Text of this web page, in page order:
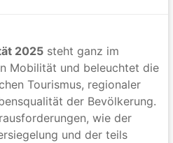
2025steht ganz im
Mobilität und beleuchtet die
Tourismus, regionaler
der Bevölkerung.
wie der
und der teils